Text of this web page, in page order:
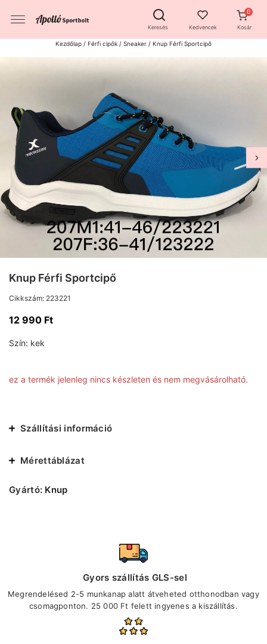
Keresés Kedvencek Kosár
Kezdőlap / Férfi cipők / Sneaker / Knup Férfi Sportcipő
Knup Férfi Sportcipő
Cikkszám: 223221
12 990 Ft
Szín: kek
ez a termék jelenleg nincs készleten és nem megvásárolható.
Szállítási információ
Mérettáblázat
Gyártó: Knup
Gyors szállítás GLS-sel
Megrendelésed 2-5 munkanap alatt átveheted otthonodban vagy
csomagponton. 25 000 Ft felett ingyenes a kiszállítás.